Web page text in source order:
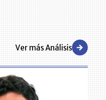
Ver más Análisis